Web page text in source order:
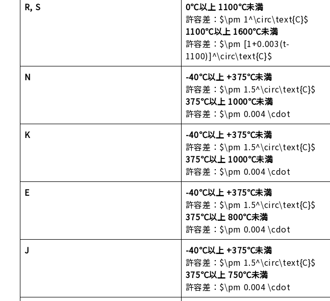
R, S
0℃以上 1100℃未満
許容差：$\pm 1^\circ\text{C}$
1100℃以上 1600℃未満
許容差：$\pm [1+0.003(t-
1100)]^\circ\text{C}$
N
-40℃以上 +375℃未満
許容差：$\pm 1.5^\circ\text{C}$
375℃以上 1000℃未満
許容差：$\pm 0.004 \cdot
K
-40℃以上 +375℃未満
許容差：$\pm 1.5^\circ\text{C}$
375℃以上 1000℃未満
許容差：$\pm 0.004 \cdot
E
-40℃以上 +375℃未満
許容差：$\pm 1.5^\circ\text{C}$
375℃以上 800℃未満
許容差：$\pm 0.004 \cdot
J
-40℃以上 +375℃未満
許容差：$\pm 1.5^\circ\text{C}$
375℃以上 750℃未満
許容差：$\pm 0.004 \cdot